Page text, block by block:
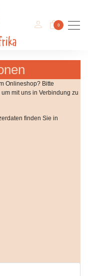
0
Onlineshop? Bitte
mit uns in Verbindung zu
finden Sie in